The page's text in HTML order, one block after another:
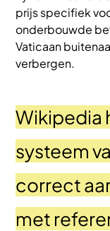
prijs specifiek
onderbouwde
Vaticaan
verbergen.
Wikipedia
systeem
correct
met